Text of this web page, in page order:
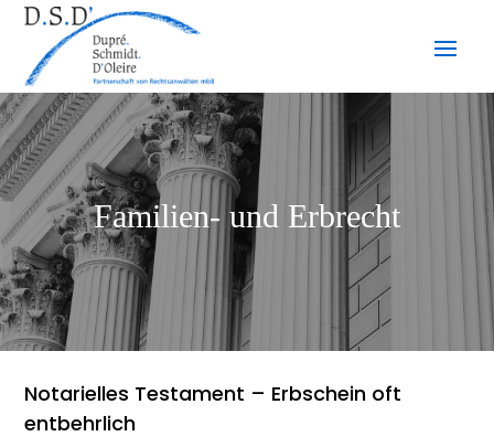
Familien- und Erbrecht
Notarielles Testament – Erbschein oft
entbehrlich